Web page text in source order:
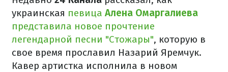
украинская певица Алена Омаргалиева
представила новое прочтение
легендарной песни "Стожары", которую в
свое время прославил Назарий Яремчук.
Кавер артистка исполнила в новом